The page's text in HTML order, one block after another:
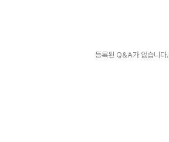
등록된 Q&A가 없습니다.